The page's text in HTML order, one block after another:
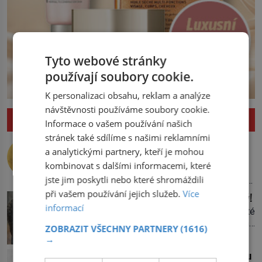
ZAJÍMAVOSTI
Nejlepší úkryt pro Nobelovy ceny?
Chemický roztok!
Po dvou dlouhých letech otevírá dveře
své laboratoře. Oči prolétnou po stole,
aby pak ulpěly na regálu, kde se nachází
se mu uleví. Teď může svůj plán
Upíří jelen: Seznamte se, kabar pižmový!
Vypadá jako jelen, vlastní dlouhé špičaté
zuby, jeho pižmo najdeme v parfémech
celého světa a narazit na něj je velice
jediného zástupce zvířecí říše – kabara
Ledová expedice: Jak dostat kostku ledu
Tyto webové stránky
používají soubory cookie.
K personalizaci obsahu, reklam a analýze
návštěvnosti používáme soubory cookie.
Informace o vašem používání našich
stránek také sdílíme s našimi reklamními
a analytickými partnery, kteří je mohou
kombinovat s dalšími informacemi, které
jste jim poskytli nebo které shromáždili
při vašem používání jejich služeb.Více
informací
ZOBRAZIT VŠECHNY PARTNERY(1616)
→